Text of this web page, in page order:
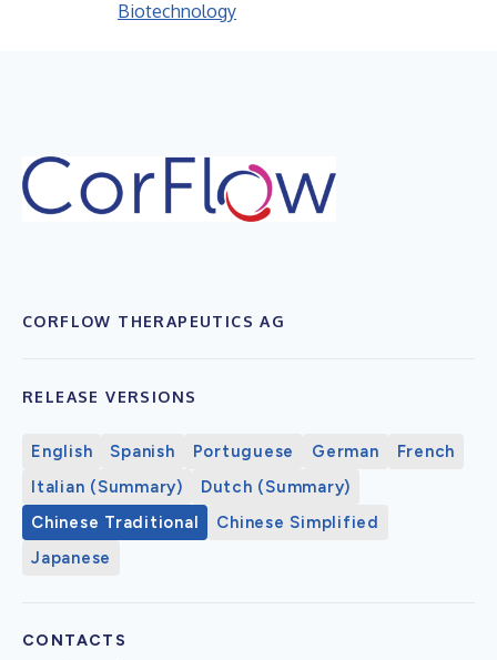
Biotechnology
CORFLOW THERAPEUTICS AG
RELEASE VERSIONS
English Spanish Portuguese German
French
Italian (Summary)
Dutch (Summary)
Chinese Traditional
Chinese Simplified
Japanese
CONTACTS